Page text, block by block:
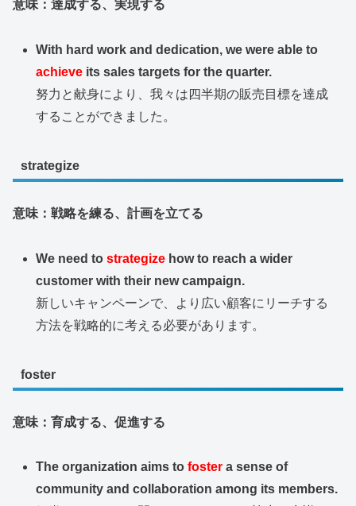
意味：達成する、実現する
With hard work and dedication, we were able to
achieve its sales targets for the quarter.
努力と献身により、我々は四半期の販売目標を達成
することができました。
strategize
意味：戦略を練る、計画を立てる
We need tostrategize how to reach a wider
customer with their new campaign.
新しいキャンペーンで、より広い顧客にリーチする
方法を戦略的に考える必要があります。
foster
意味：育成する、促進する
The organization aims tofoster a sense of
community and collaboration among its members.